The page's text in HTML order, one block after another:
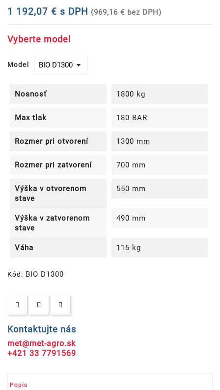
1 192,07 € s DPH (969,16 € bez DPH)
Vyberte model
Model
Nosnosť 1800 kg
Max tlak 180 BAR
Rozmer pri otvorení 1300 mm
Rozmer pri zatvorení 700 mm
Výška v otvorenom
stave
550 mm
Výška v zatvorenom
stave
490 mm
Váha 115 kg
Kód: BIO D1300
Kontaktujte nás
met@met-agro.sk
+421 33 7791569
Popis